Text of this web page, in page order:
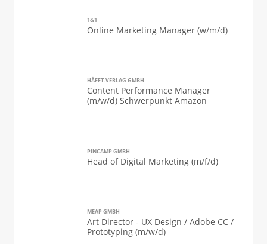
1&1
Online Marketing Manager (w/m/d)
HÄFFT-VERLAG GMBH
Content Performance Manager
(m/w/d) Schwerpunkt Amazon
PINCAMP GMBH
Head of Digital Marketing (m/f/d)
MEAP GMBH
Art Director - UX Design / Adobe CC /
Prototyping (m/w/d)